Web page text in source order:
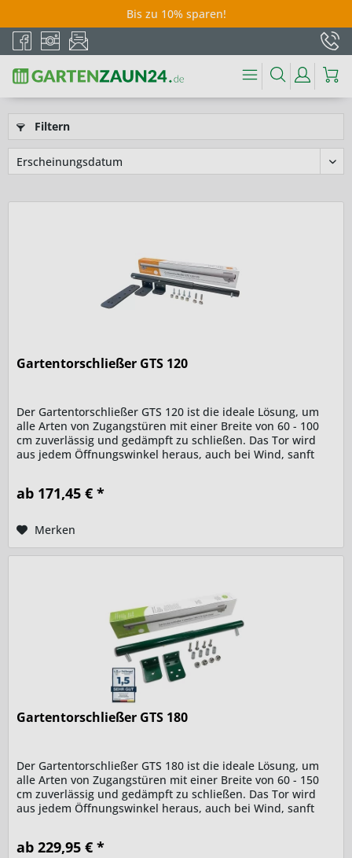
Bis zu 10% sparen!
Filtern
Gartentorschließer GTS 120
Der Gartentorschließer GTS 120 ist die ideale Lösung, um
alle Arten von Zugangstüren mit einer Breite von 60 - 100
cm zuverlässig und gedämpft zu schließen. Das Tor wird
aus jedem Öffnungswinkel heraus, auch bei Wind, sanft
ab 171,45 € *
Merken
Gartentorschließer GTS 180
Der Gartentorschließer GTS 180 ist die ideale Lösung, um
alle Arten von Zugangstüren mit einer Breite von 60 - 150
cm zuverlässig und gedämpft zu schließen. Das Tor wird
aus jedem Öffnungswinkel heraus, auch bei Wind, sanft
ab 229,95 € *